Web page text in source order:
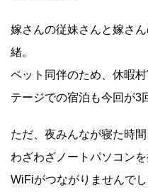
嫁さんの従妹さんと嫁さ
緒。
ペット同伴のため、休暇
テージでの宿泊も今回が3
ただ、夜みんなが寝た時
わざわざノートパソコン
WiFiがつながりませんで